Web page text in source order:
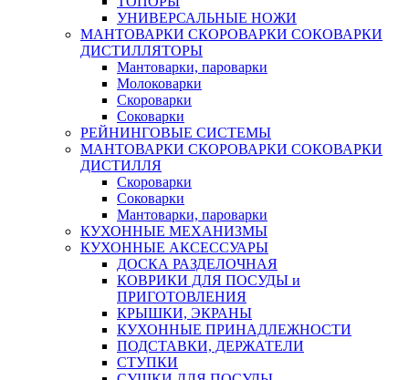
УНИВЕРСАЛЬНЫЕ НОЖИ
МАНТОВАРКИ СКОРОВАРКИ СОКОВАРКИ
ДИСТИЛЛЯТОРЫ
Мантоварки, пароварки
Молоковарки
Скороварки
Соковарки
РЕЙНИНГОВЫЕ СИСТЕМЫ
МАНТОВАРКИ СКОРОВАРКИ СОКОВАРКИ
ДИСТИЛЛЯ
Скороварки
Соковарки
Мантоварки, пароварки
КУХОННЫЕ МЕХАНИЗМЫ
КУХОННЫЕ АКСЕССУАРЫ
ДОСКА РАЗДЕЛОЧНАЯ
КОВРИКИ ДЛЯ ПОСУДЫ и
ПРИГОТОВЛЕНИЯ
КРЫШКИ, ЭКРАНЫ
КУХОННЫЕ ПРИНАДЛЕЖНОСТИ
ПОДСТАВКИ, ДЕРЖАТЕЛИ
СТУПКИ